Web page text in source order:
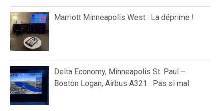
Marriott Minneapolis West : La déprime !
Delta Economy, Minneapolis St. Paul –
Boston Logan, Airbus A321 : Pas si mal